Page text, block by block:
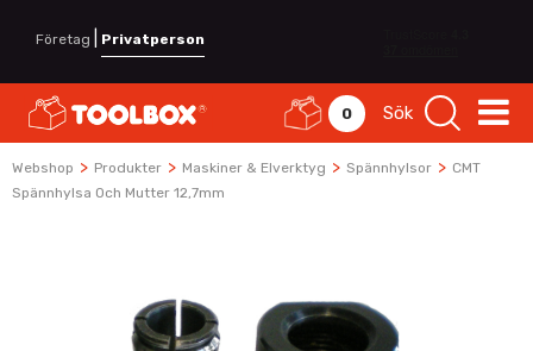
Företag Privatperson
0 Sök
Webshop > Produkter > Maskiner & Elverktyg > Spännhylsor > CMT
Spännhylsa Och Mutter 12,7mm